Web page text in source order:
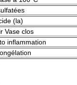
(la)
Vase clos
inflammation